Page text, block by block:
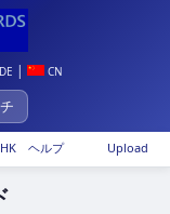
| CN
Upload
ヘルプ